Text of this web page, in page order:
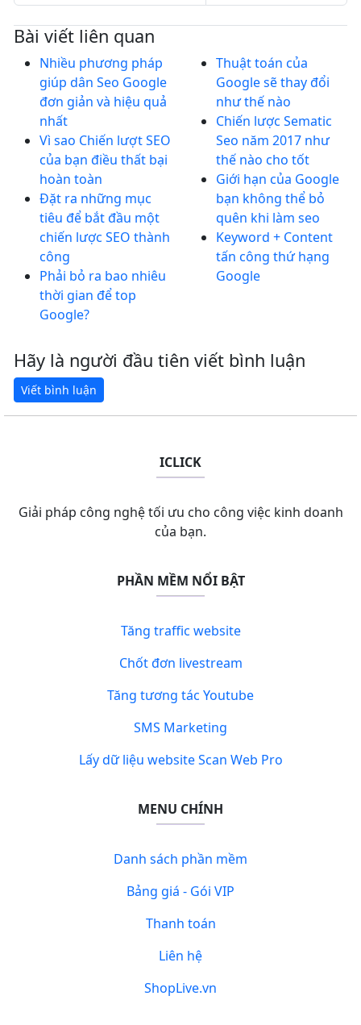
Bài viết liên quan
Nhiều phương pháp
giúp dân Seo Google
đơn giản và hiệu quả
nhất
Vì sao Chiến lượt SEO
của bạn điều thất bại
hoàn toàn
Đặt ra những mục
tiêu để bắt đầu một
chiến lược SEO thành
công
Phải bỏ ra bao nhiêu
thời gian để top
Google?
Thuật toán của
Google sẽ thay đổi
như thế nào
Chiến lược Sematic
Seo năm 2017 như
thế nào cho tốt
Giới hạn của Google
bạn không thể bỏ
quên khi làm seo
Keyword + Content
tấn công thứ hạng
Google
Hãy là người đầu tiên viết bình luận
ICLICK
Giải pháp công nghệ tối ưu cho công việc kinh doanh
của bạn.
PHẦN MỀM NỔI BẬT
Tăng traffic website
Chốt đơn livestream
Tăng tương tác Youtube
SMS Marketing
Lấy dữ liệu website Scan Web Pro
MENU CHÍNH
Danh sách phần mềm
Bảng giá - Gói VIP
Thanh toán
Liên hệ
ShopLive.vn